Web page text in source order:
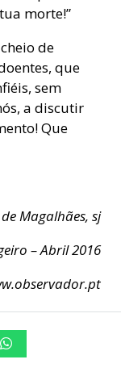
morte!”
de
que
sem
a discutir
Que
Magalhães, sj
– Abril 2016